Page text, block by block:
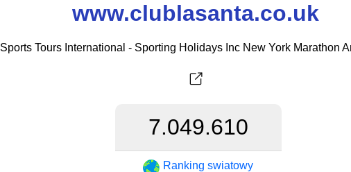
www.clublasanta.co.uk
Sports Tours International - Sporting Holidays Inc New York Marathon
7.049.610
Ranking swiatowy